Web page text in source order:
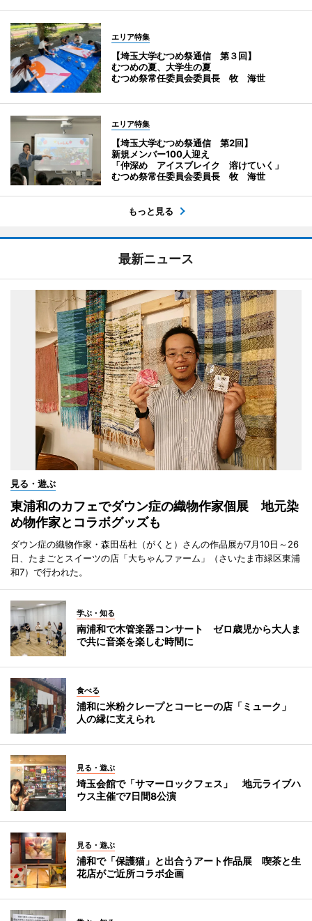
エリア特集
【埼玉大学むつめ祭通信 第３回】
むつめの夏、大学生の夏
むつめ祭常任委員会委員長 牧 海世
エリア特集
【埼玉大学むつめ祭通信 第2回】
新規メンバー100人迎え
「仲深め アイスブレイク 溶けていく」
むつめ祭常任委員会委員長 牧 海世
もっと見る
最新ニュース
見る・遊ぶ
東浦和のカフェでダウン症の織物作家個展 地元染
め物作家とコラボグッズも
ダウン症の織物作家・森田岳杜（がくと）さんの作品展が7月10日～26
日、たまごとスイーツの店「大ちゃんファーム」（さいたま市緑区東浦
和7）で行われた。
学ぶ・知る
南浦和で木管楽器コンサート ゼロ歳児から大人ま
で共に音楽を楽しむ時間に
食べる
浦和に米粉クレープとコーヒーの店「ミューク」
人の縁に支えられ
見る・遊ぶ
埼玉会館で「サマーロックフェス」 地元ライブハ
ウス主催で7日間8公演
見る・遊ぶ
浦和で「保護猫」と出合うアート作品展 喫茶と生
花店がご近所コラボ企画